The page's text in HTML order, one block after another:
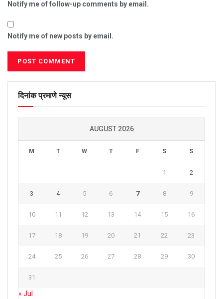
Notify me of follow-up comments by email.
Notify me of new posts by email.
दिनांक प्रमाणे न्यूस
AUGUST 2026
M T W T F S S
1 2
3 4 5 6 7 8 9
10 11 12 13 14 15 16
17 18 19 20 21 22 23
24 25 26 27 28 29 30
31
« Jul